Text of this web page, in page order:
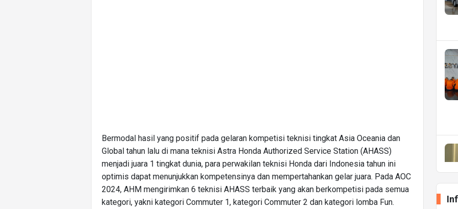
Bermodal hasil yang positif pada gelaran kompetisi teknisi tingkat Asia Oceania dan
Global tahun lalu di mana teknisi Astra Honda Authorized Service Station (AHASS)
menjadi juara 1 tingkat dunia, para perwakilan teknisi Honda dari Indonesia tahun ini
optimis dapat menunjukkan kompetensinya dan mempertahankan gelar juara. Pada AOC
2024, AHM mengirimkan 6 teknisi AHASS terbaik yang akan berkompetisi pada semua
kategori, yakni kategori Commuter 1, kategori Commuter 2 dan kategori lomba Fun.